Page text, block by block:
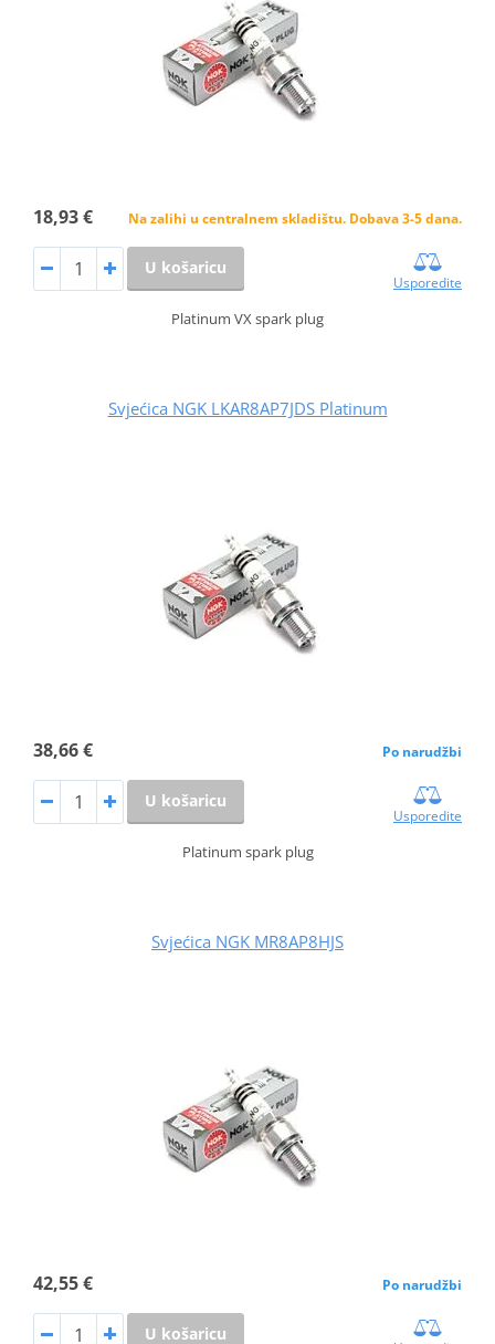
18,93 € Na zalihi u centralnem skladištu. Dobava 3-5 dana.
U košaricu
Usporedite
Platinum VX spark plug
Svjećica NGK LKAR8AP7JDS Platinum
38,66 € Po narudžbi
U košaricu
Usporedite
Platinum spark plug
Svjećica NGK MR8AP8HJS
42,55 € Po narudžbi
U košaricu